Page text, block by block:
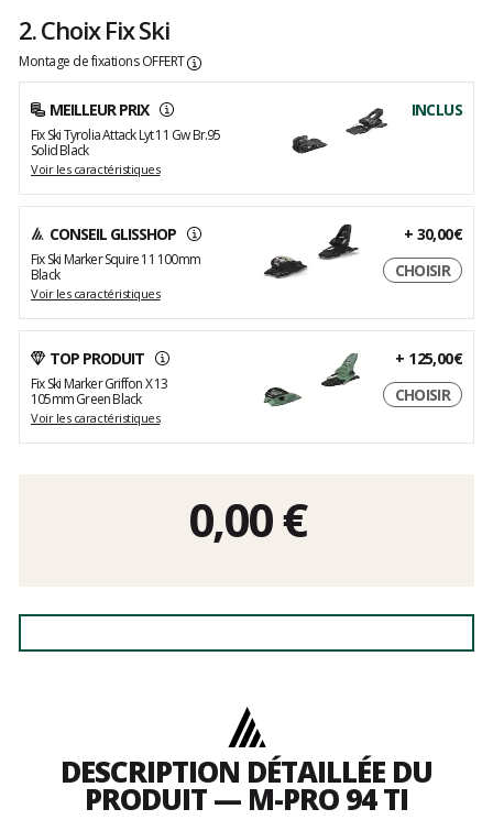
2. Choix Fix Ski
Montage de fixations OFFERT
MEILLEUR PRIX
Fix Ski Tyrolia Attack Lyt 11 Gw Br.95
Solid Black
Voir les caractéristiques
INCLUS
CONSEIL GLISSHOP
Fix Ski Marker Squire 11 100mm
Black
Voir les caractéristiques
+ 30,00€
CHOISIR
TOP PRODUIT
Fix Ski Marker Griffon X 13
105mm Green Black
Voir les caractéristiques
+ 125,00€
CHOISIR
0,00€
DESCRIPTION DÉTAILLÉE DU
PRODUIT — M-PRO 94 TI